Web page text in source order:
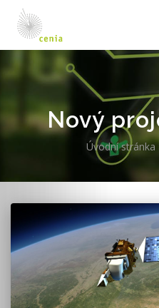
Nový
Úvodní stránka